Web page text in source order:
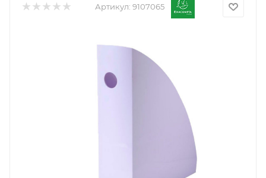
Артикул: 9107065